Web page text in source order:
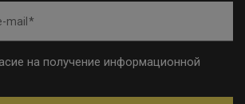
mail
на получение информационной